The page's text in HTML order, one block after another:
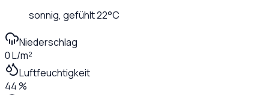
sonnig, gefühlt22°C
Niederschlag
0 L/m²
Luftfeuchtigkeit
44 %